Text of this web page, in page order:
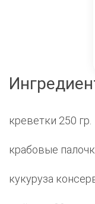
креветки 250 гр.
крабовые
кукуруза